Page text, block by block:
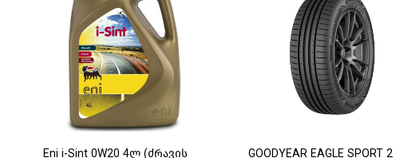
Eni i-Sint 0W20 4ლ (ძრავის
GOODYEAR EAGLE SPORT 2